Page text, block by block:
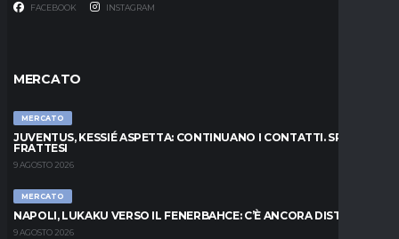
FACEBOOK INSTAGRAM
MERCATO
MERCATO
JUVENTUS, KESSIÉ ASPETTA: CONTINUANO I CONTATTI. SPUNTA
FRATTESI
9 AGOSTO 2026
MERCATO
NAPOLI, LUKAKU VERSO IL FENERBAHCE: C’È ANCORA DISTANZA
9 AGOSTO 2026